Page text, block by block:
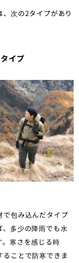
次の2タイプがあり
イプ
で包み込んだタイプ
多少の降雨でも水
寒さを感じる時
ことで防寒できま